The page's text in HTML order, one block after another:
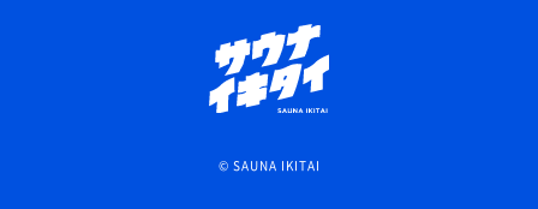
© SAUNA IKITAI